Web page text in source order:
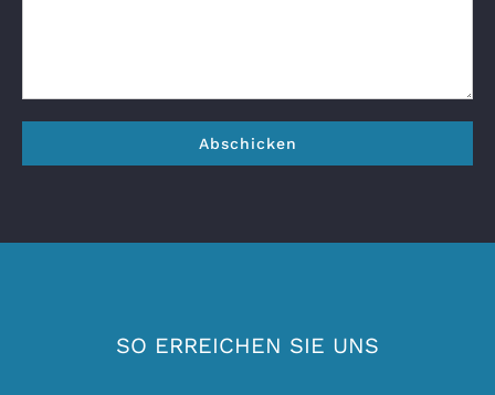
SO ERREICHEN SIE UNS